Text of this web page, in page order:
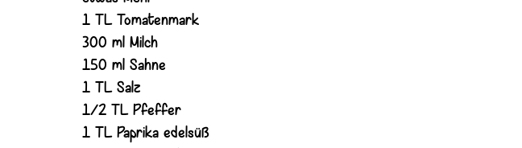
1 TL Tomatenmark
300 ml Milch
150 ml Sahne
1 TL Salz
1/2 TL Pfeffer
1 TL Paprika edelsüß